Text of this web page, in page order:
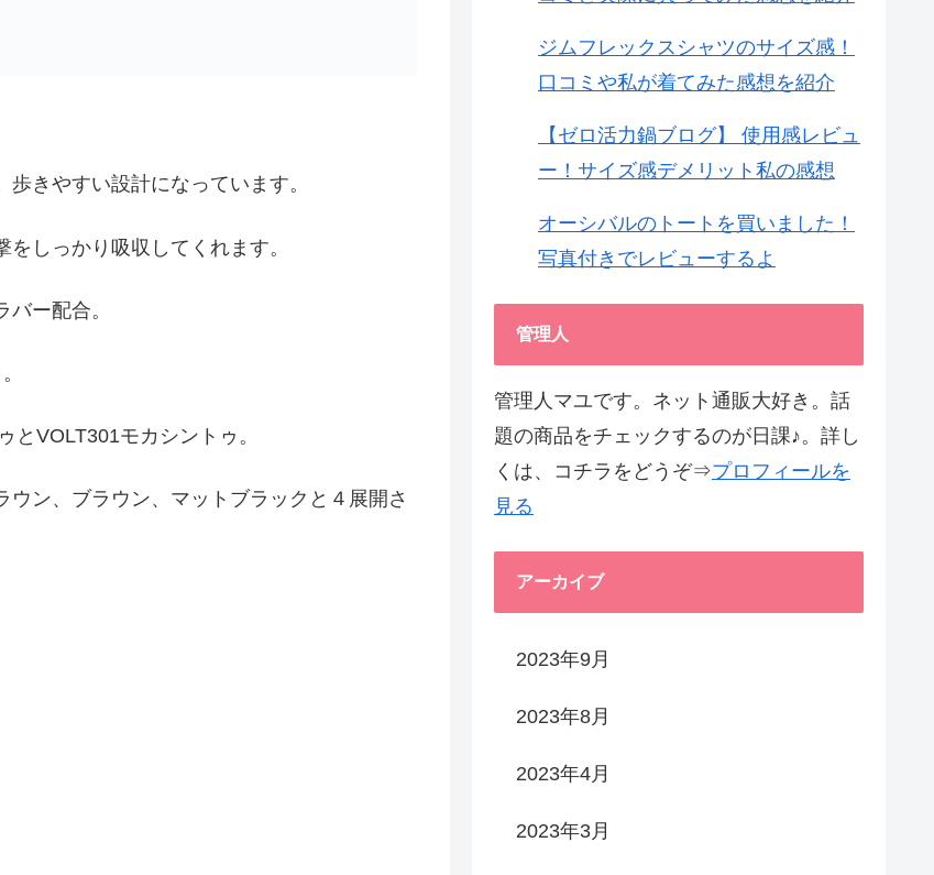
きやすい設計になっています。
しっかり吸収してくれます。
ー配合。
VOLT301モカシントゥ。
ン、ブラウン、マットブラックと４展開さ
ジムフレックスシャツのサイズ感！
口コミや私が着てみた感想を紹介
【ゼロ活力鍋ブログ】 使用感レビュ
ー！サイズ感デメリット私の感想
オーシバルのトートを買いました！
写真付きでレビューするよ
管理人
管理人マユです。ネット通販大好き。話
題の商品をチェックするのが日課♪。詳し
くは、コチラをどうぞ⇒プロフィールを
見る
アーカイブ
2023年9月
2023年8月
2023年4月
2023年3月